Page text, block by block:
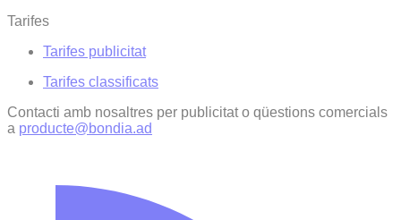
Tarifes
Tarifes publicitat
Tarifes classificats
Contacti amb nosaltres per publicitat o qüestions comercials
a producte@bondia.ad